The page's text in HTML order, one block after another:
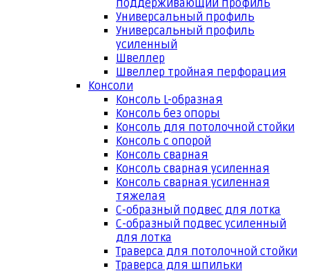
поддерживающий профиль
Универсальный профиль
Универсальный профиль
усиленный
Швеллер
Швеллер тройная перфорация
Консоли
Консоль L-образная
Консоль без опоры
Консоль для потолочной стойки
Консоль с опорой
Консоль сварная
Консоль сварная усиленная
Консоль сварная усиленная
тяжелая
С-образный подвес для лотка
С-образный подвес усиленный
для лотка
Траверса для потолочной стойки
Траверса для шпильки